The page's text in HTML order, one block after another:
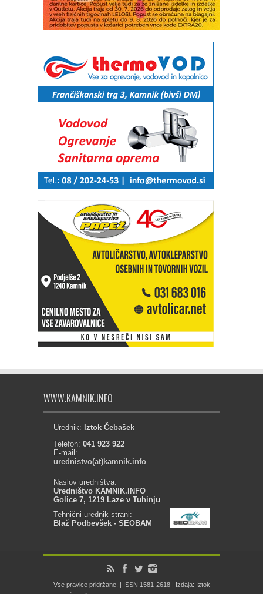
WWW.KAMNIK.INFO
Urednik: Iztok Čebašek
Telefon: 041 923 922
E-mail:
urednistvo(at)kamnik.info
Naslov uredništva:
Uredništvo KAMNIK.INFO
Golice 7, 1219 Laze v Tuhinju
Tehnični urednik strani:
Blaž Podbevšek - SEOBAM
Vse pravice pridržane. | ISSN 1581-2618 | Izdaja: Iztok